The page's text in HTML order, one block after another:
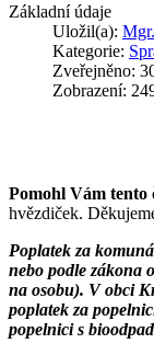
Základní údaje
Uložil(a):
Kategorie:
Zveřejněno:
Zobrazení:
Pomohl Vám tento
hvězdiček.
Poplatek za
nebo podle zákona
na osobu). V obci
poplatek za
popelnici s